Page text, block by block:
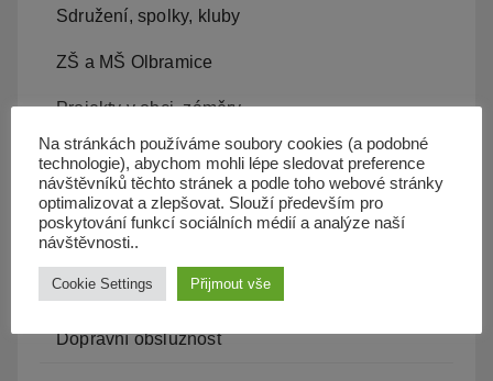
Sdružení, spolky, kluby
ZŠ a MŠ Olbramice
Projekty v obci, záměry
Kam s odpadem
Kanalizace
Územní plán
Občan server
Dopravní obslužnost
Na stránkách používáme soubory cookies (a podobné
technologie), abychom mohli lépe sledovat preference
návštěvníků těchto stránek a podle toho webové stránky
optimalizovat a zlepšovat. Slouží především pro
poskytování funkcí sociálních médií a analýze naší
návštěvnosti..
Cookie Settings Přijmout vše